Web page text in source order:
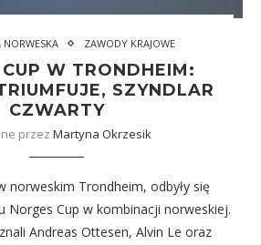
NORWESKA ZAWODY KRAJOWE
CUP W TRONDHEIM:
SZYNDLAR
CZWARTY
przez Martyna Okrzesik
norweskim Trondheim, odbyły się
Norges Cup w kombinacji norweskiej.
Andreas Ottesen, Alvin Le oraz